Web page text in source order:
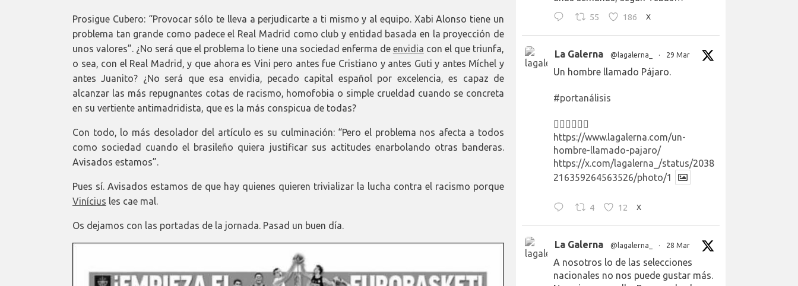
Prosigue Cubero: “Provocar sólo te lleva a perjudicarte a ti mismo y al equipo. Xabi Alonso tiene un
problema tan grande como padece el Real Madrid como club y entidad basada en la proyección de
unos valores”. ¿No será que el problema lo tiene una sociedad enferma de envidia con el que triunfa,
o sea, con el Real Madrid, y que ahora es Vini pero antes fue Cristiano y antes Guti y antes Míchel y
antes Juanito? ¿No será que esa envidia, pecado capital español por excelencia, es capaz de
alcanzar las más repugnantes cotas de racismo, homofobia o simple crueldad cuando se concreta
en su vertiente antimadridista, que es la más conspicua de todas?
Con todo, lo más desolador del artículo es su culminación: “Pero el problema nos afecta a todos
como sociedad cuando el brasileño quiera justificar sus actitudes enarbolando otras banderas.
Avisados estamos”.
Pues sí. Avisados estamos de que hay quienes quieren trivializar la lucha contra el racismo porque
Vinícius les cae mal.
Os dejamos con las portadas de la jornada. Pasad un buen día.
55 186 X
La Galerna @lagalerna_ · 29 Mar
Un hombre llamado Pájaro.
#portanálisis
👉🏻👉🏻👉🏻
https://www.lagalerna.com/un-
hombre-llamado-pajaro/
https://x.com/lagalerna_/status/2038
216359264563526/photo/1
4 12 X
La Galerna @lagalerna_ · 28 Mar
A nosotros lo de las selecciones
nacionales no nos puede gustar más.